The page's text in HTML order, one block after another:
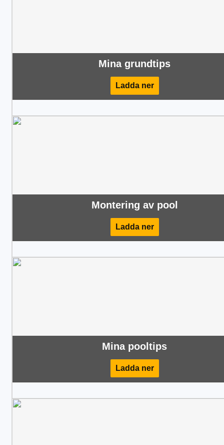
Mina grundtips
Ladda ner
Montering av pool
Ladda ner
Mina pooltips
Ladda ner